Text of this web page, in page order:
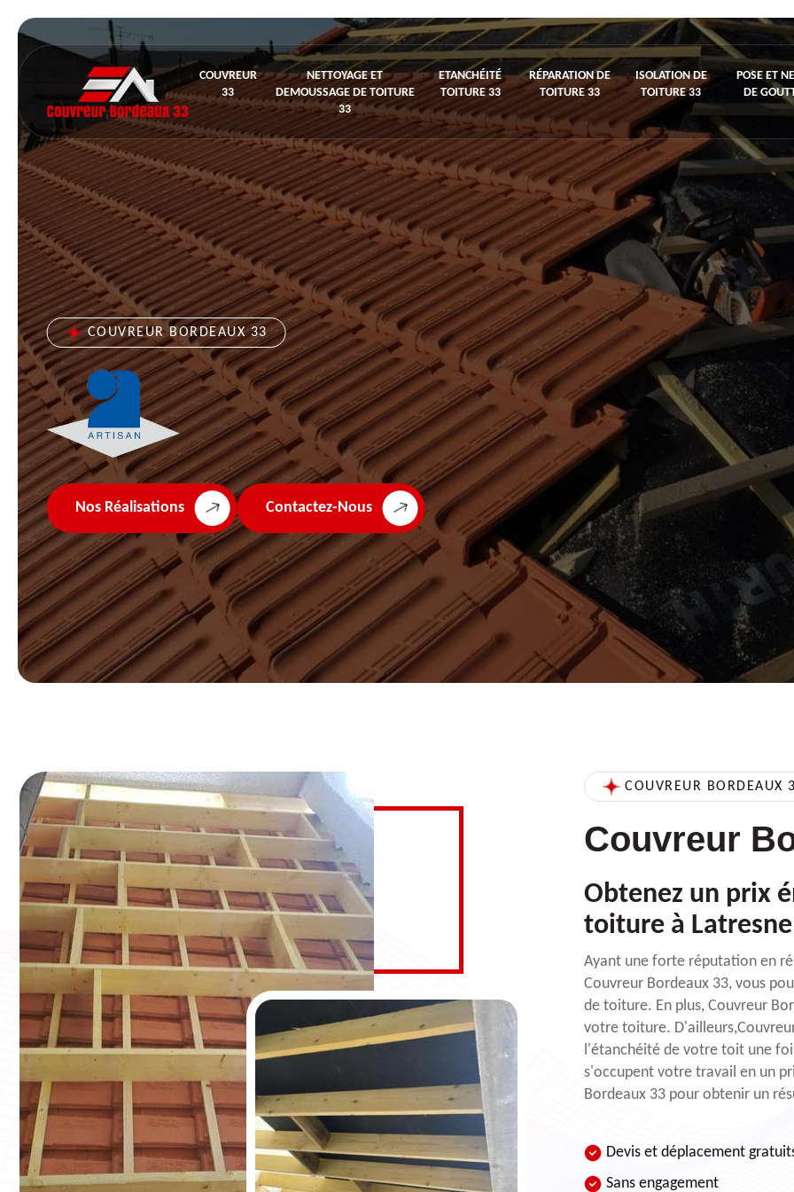
COUVREUR
33
NETTOYAGE ET
DEMOUSSAGE DE TOITURE
33
ETANCHÉITÉ
TOITURE 33
RÉPARATION DE
TOITURE 33
ISOLATION DE
TOITURE 33
POSE ET
DE
COUVREUR BORDEAUX 33
Nos Réalisations Contactez-Nous
COUVREUR BORDEAUX
Couvreur
Obtenez un prix
toiture à Latresne
Ayant une forte réputation en
Couvreur Bordeaux 33, vous
de toiture. En plus, Couvreur
votre toiture.
l'étanchéité de votre toit une
s'occupent votre travail en un
Bordeaux 33 pour obtenir un
Devis et déplacement
Sans engagement